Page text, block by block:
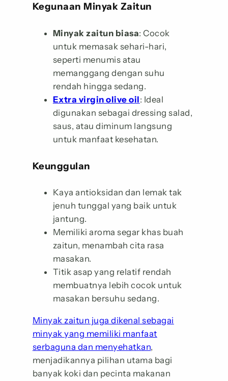
Kegunaan Minyak Zaitun
Minyak zaitun biasa: Cocok
untuk memasak sehari-hari,
seperti menumis atau
memanggang dengan suhu
rendah hingga sedang.
Extra virgin olive oil: Ideal
digunakan sebagai dressing salad,
saus, atau diminum langsung
untuk manfaat kesehatan.
Keunggulan
Kaya antioksidan dan lemak tak
jenuh tunggal yang baik untuk
jantung.
Memiliki aroma segar khas buah
zaitun, menambah cita rasa
masakan.
Titik asap yang relatif rendah
membuatnya lebih cocok untuk
masakan bersuhu sedang.
Minyak zaitun juga dikenal sebagai
minyak yang memiliki manfaat
serbaguna dan menyehatkan,
menjadikannya pilihan utama bagi
banyak koki dan pecinta makanan